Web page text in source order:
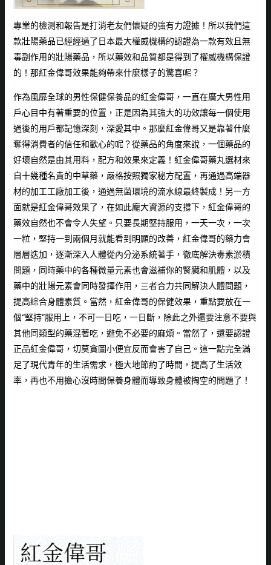
專業的檢測和報告是打消老友們懷疑的強有力證據！所以我們這
款壯陽藥品已經經過了日本最大權威機構的認證為一款有效且無
毒副作用的壯陽藥品，所以藥效和品質都是得到了權威機構保證
的！那紅金偉哥效果能夠帶來什麼樣子的驚喜呢？
作為風靡全球的男性保健保養品的紅金偉哥，一直在廣大男性用
戶心目中有著重要的位置，正是因為其強大的功效讓每一個使用
過後的用戶都記憶深刻，深愛其中。那麼紅金偉哥又是靠著什麼
奪得消費者的信任和歡心的呢？從藥品的角度來說，一個藥品的
好壞自然是由其用料，配方和效果來定義！ 紅金偉哥藥丸選材來
自十幾種名貴的中草藥，嚴格按照獨家秘方配置，再通過高端器
材的加工工廠加工後，通過無菌環境的流水線最終製成！另一方
面就是紅金偉哥效果了，在如此龐大資源的支撐下， 紅金偉哥的
藥效自然也不會令人失望。只要長期堅持服用，一天一次，一次
一粒，堅持一到兩個月就能看到明顯的改善， 紅金偉哥的藥力會
層層迭加，逐漸深入人體從內分泌系統著手，徹底解決毒素淤積
問題，同時藥中的各種微量元素也會滋補你的腎臟和肌體，以及
藥中的壯陽元素會同時發揮作用，三者合力共同解決人體問題，
提高綜合身體素質。當然， 紅金偉哥的保健效果，重點要放在一
個“堅持”服用上，不可一日吃，一日斷，除此之外還要注意不要與
其他同類型的藥混著吃，避免不必要的麻煩。當然了，還要認證
正品紅金偉哥，切莫貪圖小便宜反而會害了自己。這一點完全滿
足了現代青年的生活需求，極大地節約了時間，提高了生活效
率，再也不用擔心沒時間保養身體而導致身體被掏空的問題了！